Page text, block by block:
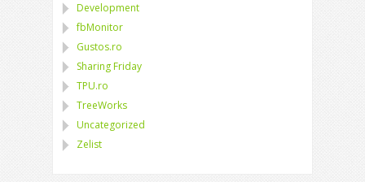
Development
fbMonitor
Gustos.ro
Sharing Friday
TPU.ro
TreeWorks
Uncategorized
Zelist